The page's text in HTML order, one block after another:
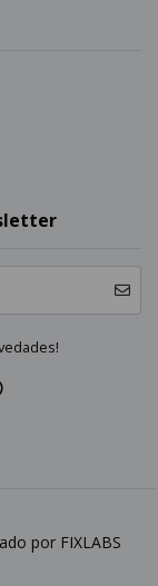
por FIXLABS